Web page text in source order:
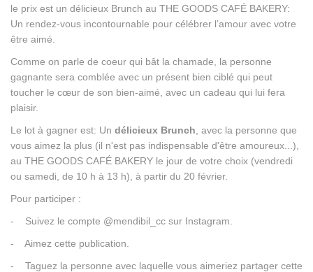
le prix est un délicieux Brunch au THE GOODS CAFÉ BAKERY:
Un rendez-vous incontournable pour célébrer l’amour avec votre
être aimé.
Comme on parle de coeur qui bât la chamade, la personne
gagnante sera comblée avec un présent bien ciblé qui peut
toucher le cœur de son bien-aimé, avec un cadeau qui lui fera
plaisir.
Le lot à gagner est: Un délicieux Brunch , avec la personne que
vous aimez la plus (il n'est pas indispensable d'être amoureux...),
au THE GOODS CAFÉ BAKERY le jour de votre choix (vendredi
ou samedi, de 10 h à 13 h), à partir du 20 février.
Pour participer :
- Suivez le compte @mendibil_cc sur Instagram.
- Aimez cette publication.
- Taguez la personne avec laquelle vous aimeriez partager cette